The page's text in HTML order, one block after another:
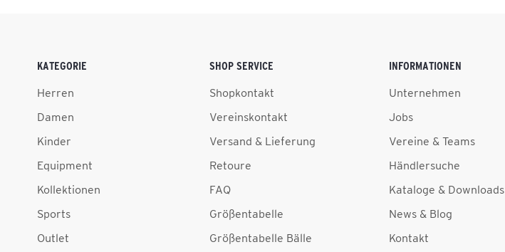
KATEGORIE
Herren
Damen
Kinder
Equipment
Kollektionen
Sports
Outlet
SHOP SERVICE
Shopkontakt
Vereinskontakt
Versand & Lieferung
Retoure
FAQ
Größentabelle
Größentabelle Bälle
INFORMATIONEN
Unternehmen
Jobs
Vereine & Teams
Händlersuche
Kataloge & Downloads
News & Blog
Kontakt